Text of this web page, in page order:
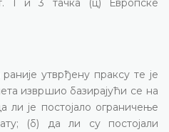
1 и 3 тачка (ц) Европске
утврђену праксу те је
извршио базирајући се на
је постојало ограничење
(б) да ли су постојали